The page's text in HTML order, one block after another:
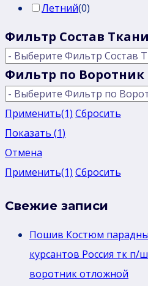
Летний(0)
Фильтр Состав Ткани
Фильтр по Воротник
Применить(1) Сбросить
Показать (1)
Отмена
Применить(1) Сбросить
Свежие записи
Пошив Костюм
курсантов Россия тк
воротник отложной